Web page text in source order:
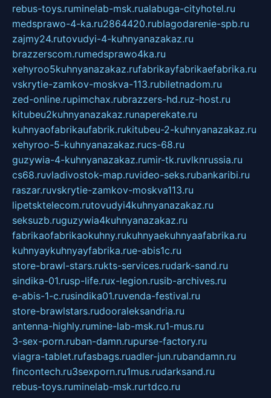
rebus-toys.ruminelab-msk.rualabuga-cityhotel.ru
medsprawo-4-ka.ru2864420.rublagodarenie-spb.ru
zajmy24.rutovudyi-4-kuhnyanazakaz.ru
brazzerscom.rumedsprawo4ka.ru
xehyroo5kuhnyanazakaz.rufabrikayfabrikaefabrika.ru
vskrytie-zamkov-moskva-113.rubiletnadom.ru
zed-online.rupimchax.rubrazzers-hd.ruz-host.ru
kitubeu2kuhnyanazakaz.runaperekate.ru
kuhnyaofabrikaufabrik.rukitubeu-2-kuhnyanazakaz.ru
xehyroo-5-kuhnyanazakaz.rucs-68.ru
guzywia-4-kuhnyanazakaz.rumir-tk.ruvlknrussia.ru
cs68.ruvladivostok-map.ruvideo-seks.rubankaribi.ru
raszar.ruvskrytie-zamkov-moskva113.ru
lipetsktelecom.rutovudyi4kuhnyanazakaz.ru
seksuzb.ruguzywia4kuhnyanazakaz.ru
fabrikaofabrikaokuhny.rukuhnyaekuhnyaafabrika.ru
kuhnyaykuhnyayfabrika.rue-abis1c.ru
store-brawl-stars.rukts-services.rudark-sand.ru
sindika-01.rusp-life.rux-legion.rusib-archives.ru
e-abis-1-c.rusindika01.ruvenda-festival.ru
store-brawlstars.rudooraleksandria.ru
antenna-highly.rumine-lab-msk.ru1-mus.ru
3-sex-porn.ruban-damn.rupurse-factory.ru
viagra-tablet.rufasbags.ruadler-jun.rubandamn.ru
fincontech.ru3sexporn.ru1mus.rudarksand.ru
rebus-toys.ruminelab-msk.rurtdco.ru